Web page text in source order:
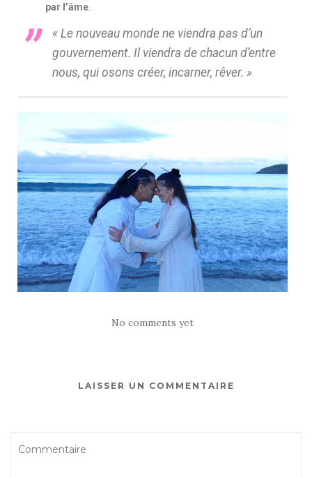
par l’âme
« Le nouveau monde ne viendra pas d’un
gouvernement. Il viendra de chacun d’entre
nous, qui osons créer, incarner, rêver. »
No comments yet
LAISSER UN COMMENTAIRE